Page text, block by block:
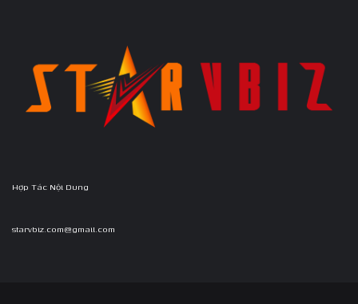
Hợp Tác Nội Dung
starvbiz.com@gmail.com